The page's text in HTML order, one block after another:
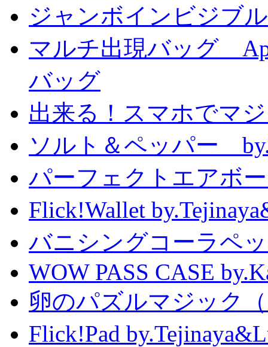
ジャンボインビジブ
マルチ出現バッグ
バッグ
出来る！スマホでマ
ソルト＆ペッパー
パーフェクトエアボ
Flick!Wallet
バニシングコーラペ
WOW PASS CASE
卵のパズルマジック
Flick!Pad